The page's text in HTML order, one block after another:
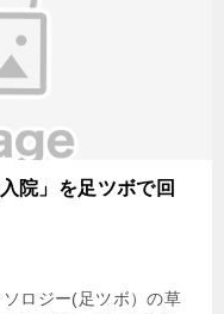
院」を足ツボで回
ロジー(足ツボ）の草